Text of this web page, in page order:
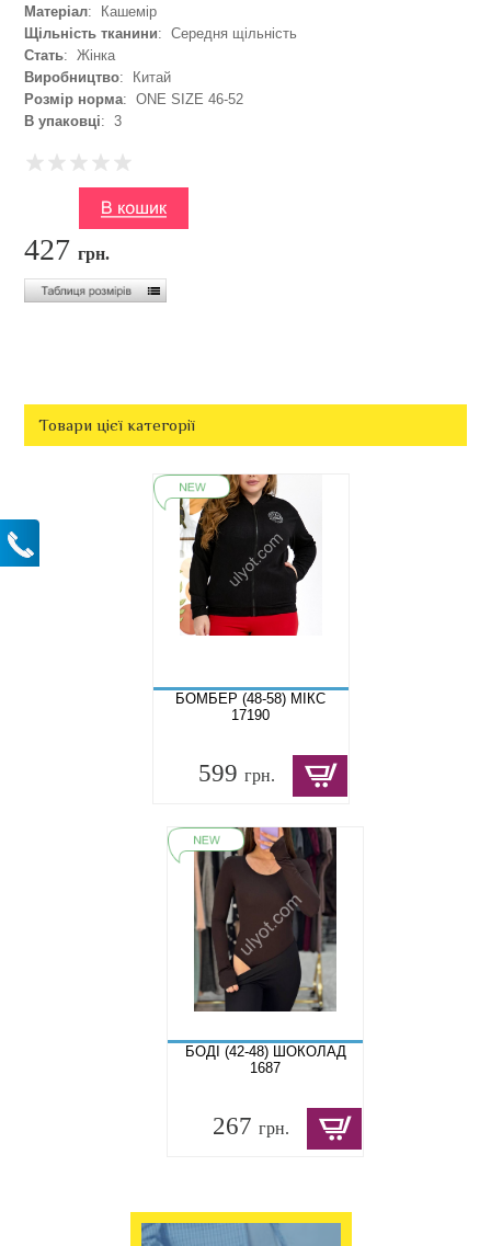
Матеріал: Кашемір
Щільність тканини: Середня щільність
Стать: Жінка
Виробництво: Китай
Розмір норма: ONE SIZE 46-52
В упаковці: 3
427грн.
Товари цієї категорії
БОМБЕР (48-58) МІКС
17190
599 грн.
БОДІ (42-48) ШОКОЛАД
1687
267 грн.